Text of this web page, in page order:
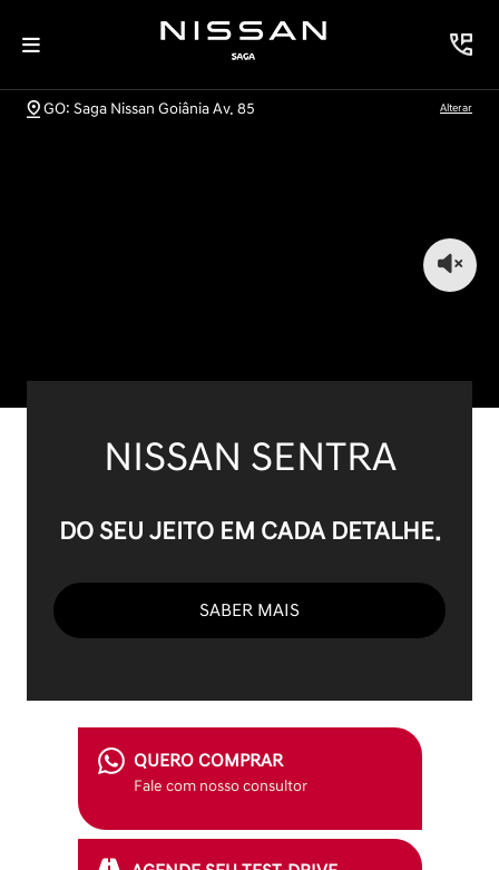
GO: Saga Nissan Goiânia Av. 85 Alterar
NISSAN SENTRA
DO SEU JEITO EM CADA DETALHE.
SABER MAIS
QUERO COMPRAR
Fale com nosso consultor